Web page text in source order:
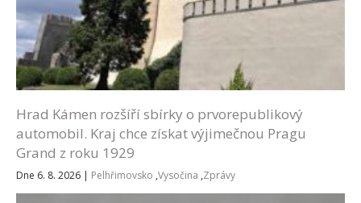
Hrad Kámen rozšíří sbírky o prvorepublikový
automobil. Kraj chce získat výjimečnou Pragu
Grand z roku 1929
Dne 6. 8. 2026 | Pelhřimovsko ,Vysočina ,Zprávy